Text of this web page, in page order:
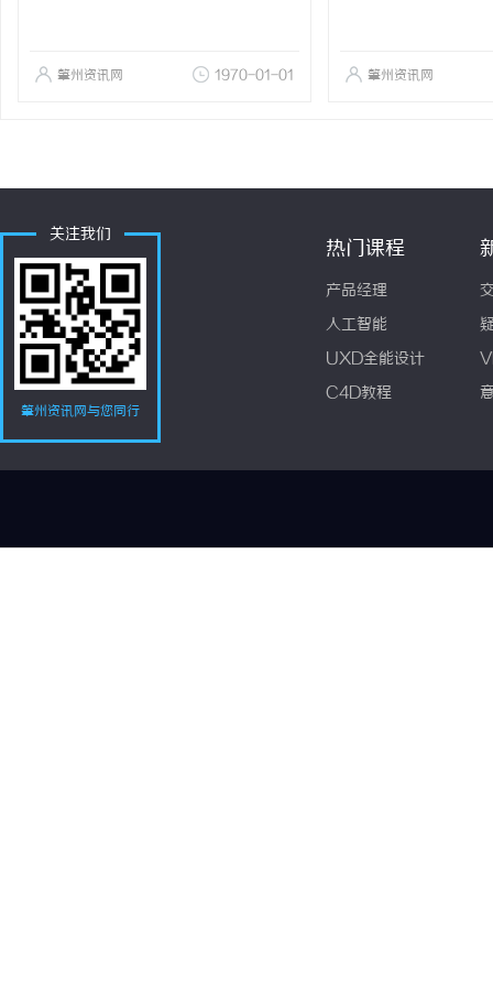
肇州资讯网 1970-01-01 肇州资讯网
关注我们
肇州资讯网与您同行
热门课程
产品经理
人工智能
UXD全能设计
C4D教程